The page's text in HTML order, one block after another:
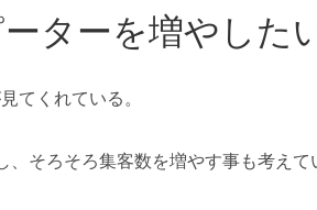
ターを増やしたい
てくれている。
そろそろ集客数を増やす事も考えて